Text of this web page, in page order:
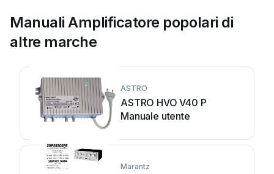
Manuali Amplificatore popolari di
altre marche
ASTRO
ASTRO HVO V40 P
Manuale utente
Marantz